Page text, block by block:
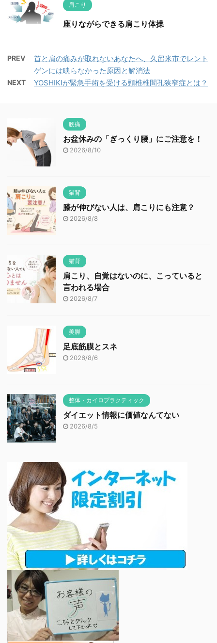
肩こり
座りながらできる肩こり体操
PREV
首と肩の痛みが取れないあなたへ、久留米市でレント
ゲンには映らなかった原因と解消法
NEXT YOSHIKIが緊急手術を受ける頸椎椎間孔狭窄症とは？
腰痛
お盆休みの「ぎっくり腰」にご注意を！
2026/8/10
猫背
膝が伸びない人は、肩こりにも注意？
2026/8/8
猫背
肩こり、自覚はないのに、こっていると
言われる場合
2026/8/7
美脚
足底筋膜とスネ
2026/8/6
整体・カイロプラクティック
ダイエット情報に価値なんてない
2026/8/5